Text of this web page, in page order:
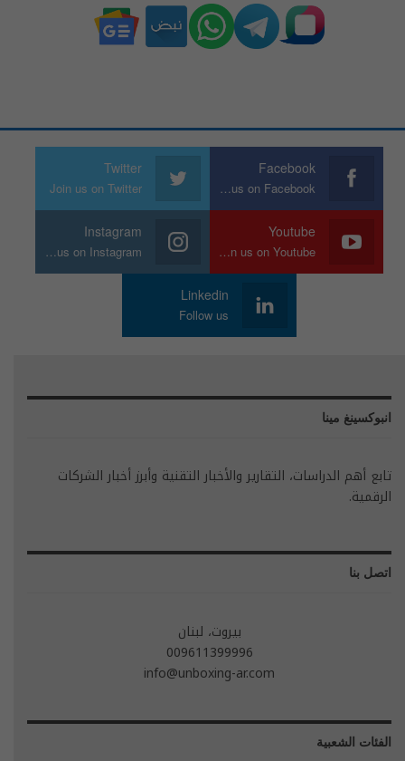
Facebook
Join us on Facebook
Twitter
Join us on Twitter
Youtube
Join us on Youtube
Instagram
Join us on Instagram
Linkedin
Follow us
انبوكسينغ مينا
تابع أهم الدراسات، التقارير والأخبار التقنية وأبرز أخبار الشركات
الرقمية.
اتصل بنا
بيروت، لبنان
009611399996
info@unboxing-ar.com
الفئات الشعبية